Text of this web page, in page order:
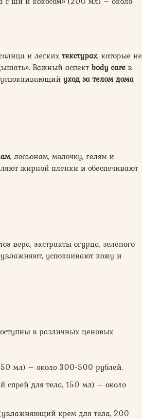
и легких текстурах, которые не
Важный аспект body care в
уход за телом дома
, лосьонам, молочку, гелям и
жирной пленки и обеспечивают
вера, экстракты огурца, зеленого
успокаивают кожу и
в различных ценовых
мл) – около 300-500 рублей.
для тела, 150 мл) – около
крем для тела, 200